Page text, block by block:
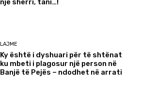
një sherri, tani…!
LAJME
Ky është i dyshuari për të shtënat
ku mbeti i plagosur një person në
Banjë të Pejës – ndodhet në arrati